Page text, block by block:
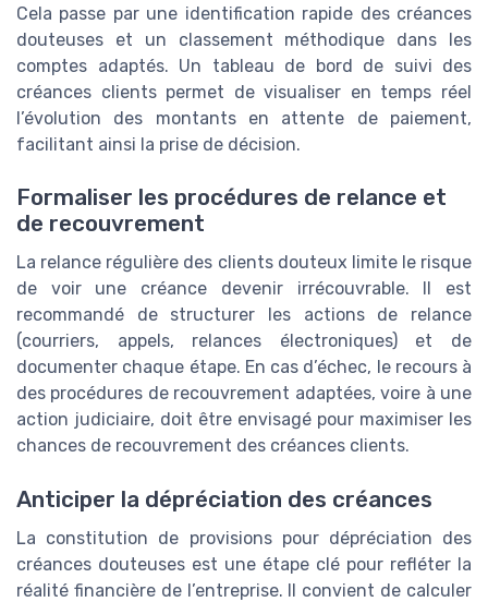
Cela passe par une identification rapide des créances
douteuses et un classement méthodique dans les
comptes adaptés. Un tableau de bord de suivi des
créances clients permet de visualiser en temps réel
l’évolution des montants en attente de paiement,
facilitant ainsi la prise de décision.
Formaliser les procédures de relance et
de recouvrement
La relance régulière des clients douteux limite le risque
de voir une créance devenir irrécouvrable. Il est
recommandé de structurer les actions de relance
(courriers, appels, relances électroniques) et de
documenter chaque étape. En cas d’échec, le recours à
des procédures de recouvrement adaptées, voire à une
action judiciaire, doit être envisagé pour maximiser les
chances de recouvrement des créances clients.
Anticiper la dépréciation des créances
La constitution de provisions pour dépréciation des
créances douteuses est une étape clé pour refléter la
réalité financière de l’entreprise. Il convient de calculer